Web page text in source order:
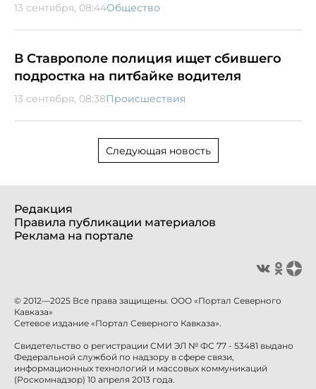
13 сентября, 08:44Общество
В Ставрополе полиция ищет сбившего
подростка на питбайке водителя
13 сентября, 08:38Происшествия
Следующая новость
Редакция
Правила публикации материалов
Реклама на портале
© 2012—2025 Все права защищены. ООО «Портал Северного
Кавказа»
Сетевое издание «Портал Северного Кавказа».
Свидетельство о регистрации СМИ ЭЛ № ФС 77 - 53481 выдано
Федеральной службой по надзору в сфере связи,
информационных технологий и массовых коммуникаций
(Роскомнадзор) 10 апреля 2013 года.